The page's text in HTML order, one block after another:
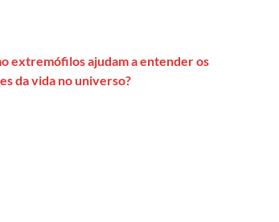
extremófilos ajudam a entender os
da vida no universo?